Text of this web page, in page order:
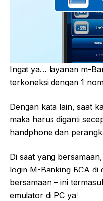
Ingat ya… layanan m-
terkoneksi dengan 1
Dengan kata lain, saat
maka harus diganti
handphone dan
Di saat yang
login M-Banking BCA di
bersamaan – ini
emulator di PC ya!